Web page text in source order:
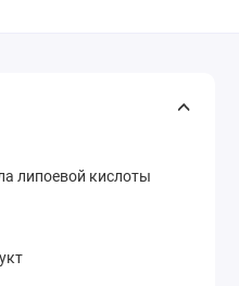
липоевой кислоты